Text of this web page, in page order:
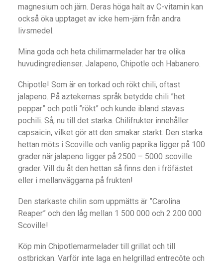
magnesium och järn. Deras höga halt av C-vitamin kan
också öka upptaget av icke hem-järn från andra
livsmedel.
Mina goda och heta chilimarmelader har tre olika
huvudingredienser. Jalapeno, Chipotle och Habanero.
Chipotle! Som är en torkad och rökt chili, oftast
jalapeno. På aztekernas språk betydde chili ”het
peppar” och potli ”rökt” och kunde ibland stavas
pochili. Så, nu till det starka. Chilifrukter innehåller
capsaicin, vilket gör att den smakar starkt. Den starka
hettan möts i Scoville och vanlig paprika ligger på 100
grader när jalapeno ligger på 2500 – 5000 scoville
grader. Vill du åt den hettan så finns den i fröfästet
eller i mellanväggarna på frukten!
Den starkaste chilin som uppmätts är ”Carolina
Reaper” och den låg mellan 1 500 000 och 2 200 000
Scoville!
Köp min Chipotlemarmelader till grillat och till
ostbrickan. Varför inte laga en helgrillad entrecôte och